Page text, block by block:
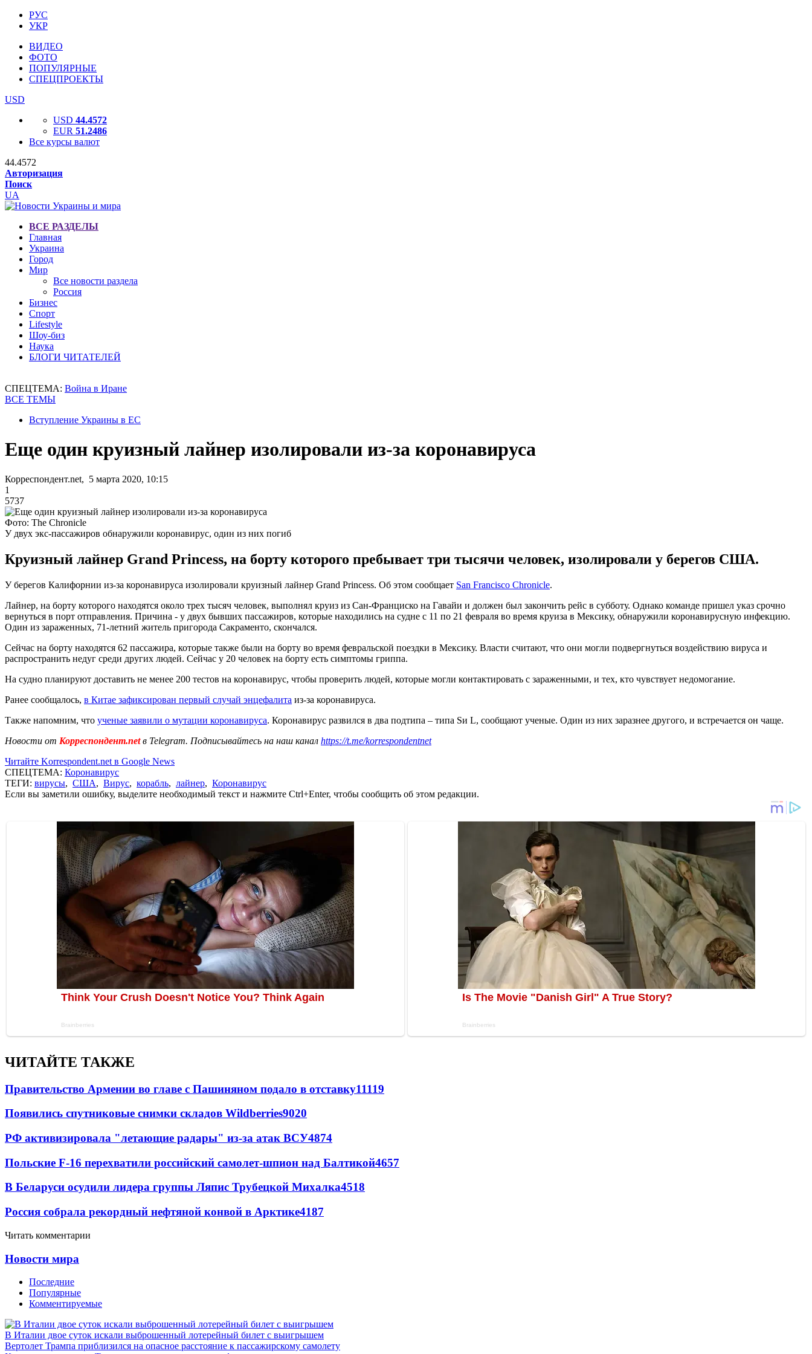
РУС
УКР
ВИДЕО
ФОТО
ПОПУЛЯРНЫЕ
СПЕЦПРОЕКТЫ
USD
USD 44.4572
EUR 51.2486
Все курсы валют
44.4572
Авторизация
Поиск
UA
ВСЕ РАЗДЕЛЫ
Главная
Украина
Город
Мир
Все новости раздела
Россия
Бизнес
Спорт
Lifestyle
Шоу-биз
Наука
БЛОГИ ЧИТАТЕЛЕЙ
СПЕЦТЕМА: Война в Иране
ВСЕ ТЕМЫ
Вступление Украины в ЕС
Еще один круизный лайнер изолировали из-за коронавируса
Корреспондент.net, 5 марта 2020, 10:15
1
5737
Фото: The Chronicle
У двух экс-пассажиров обнаружили коронавирус, один из них погиб
Круизный лайнер Grand Princess, на борту которого пребывает три тысячи человек, изолировали у берегов США.
У берегов Калифорнии из-за коронавируса изолировали круизный лайнер Grand Princess. Об этом сообщает San Francisco Chronicle.
Лайнер, на борту которого находятся около трех тысяч человек, выполнял круиз из Сан-Франциско на Гавайи и должен был закончить рейс в субботу. Однако команде пришел указ срочно
вернуться в порт отправления. Причина - у двух бывших пассажиров, которые находились на судне с 11 по 21 февраля во время круиза в Мексику, обнаружили коронавирусную инфекцию.
Один из зараженных, 71-летний житель пригорода Сакраменто, скончался.
Сейчас на борту находятся 62 пассажира, которые также были на борту во время февральской поездки в Мексику. Власти считают, что они могли подвергнуться воздействию вируса и
распространить недуг среди других людей. Сейчас у 20 человек на борту есть симптомы гриппа.
На судно планируют доставить не менее 200 тестов на коронавирус, чтобы проверить людей, которые могли контактировать с зараженными, и тех, кто чувствует недомогание.
Ранее сообщалось, в Китае зафиксирован первый случай энцефалита из-за коронавируса.
Также напомним, что ученые заявили о мутации коронавируса. Коронавирус развился в два подтипа – типа Sи L, сообщают ученые. Один из них заразнее другого, и встречается он чаще.
Новости от Корреспондент.netв Telegram. Подписывайтесь на наш канал https://t.me/korrespondentnet
Читайте Korrespondent.net в Google News
СПЕЦТЕМА: Коронавирус
ТЕГИ: вирусы, США, Вирус, корабль, лайнер, Коронавирус
Если вы заметили ошибку, выделите необходимый текст и нажмите Ctrl+Enter, чтобы сообщить об этом редакции.
ЧИТАЙТЕ ТАКЖЕ
Правительство Армении во главе с Пашиняном подало в отставку11119
Появились спутниковые снимки складов Wildberries9020
РФ активизировала "летающие радары" из-за атак ВСУ4874
Польские F-16 перехватили российский самолет-шпион над Балтикой4657
В Беларуси осудили лидера группы Ляпис Трубецкой Михалка4518
Россия собрала рекордный нефтяной конвой в Арктике4187
Читать комментарии
Новости мира
Последние
Популярные
Комментируемые
В Италии двое суток искали выброшенный лотерейный билет с выигрышем
Вертолет Трампа приблизился на опасное расстояние к пассажирскому самолету